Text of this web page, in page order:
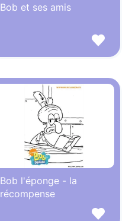
Bob et ses amis
Bob l'éponge - la
récompense